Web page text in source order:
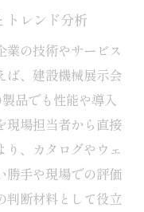
トレンド分析
業の技術やサービス
ば、建設機械展示会
品でも性能や導入
現場担当者から直接
り、カタログやウェ
勝手や現場での評価
判断材料として役立